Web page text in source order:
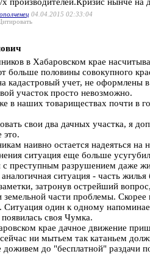
ополченец 04.04.2015 02:33:04
в Хабаровском крае
больше половины совокупного
кадастровый учет, не оформлены
участок просто невозможно.
в наших товариществах почти в
свои два дачных участка, я
это.
наивно остается надеяться
ситуация еще больше
преступным разрушением даже
ситуация - часть
затронув острейший
части проблемы. Скорее
Ситуация один к одному
своя Чумка.
крае дачное движение
ни мытьем так катаньем
до "бесплатной" раздачи